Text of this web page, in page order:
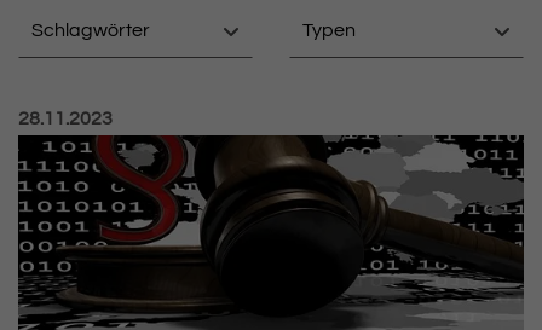
Schlagwörter Typen
Veröffentlicht am:
28.11.2023